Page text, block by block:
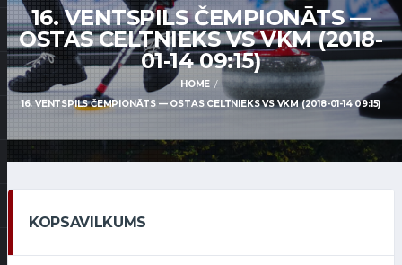
16. VENTSPILS ČEMPIONĀTS —
OSTAS CELTNIEKS VS VKM (2018-
01-14 09:15)
HOME
16. VENTSPILS ČEMPIONĀTS — OSTAS CELTNIEKS VS VKM (2018-01-14 09:15)
KOPSAVILKUMS